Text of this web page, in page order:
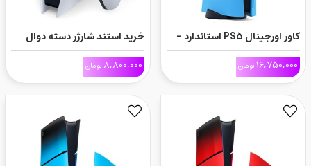
کاور اورجینال PS5 استاندارد -
آبی
16,750,000تومان
خرید استند شارژر دسته دوال
سنس
8,800,000 تومان